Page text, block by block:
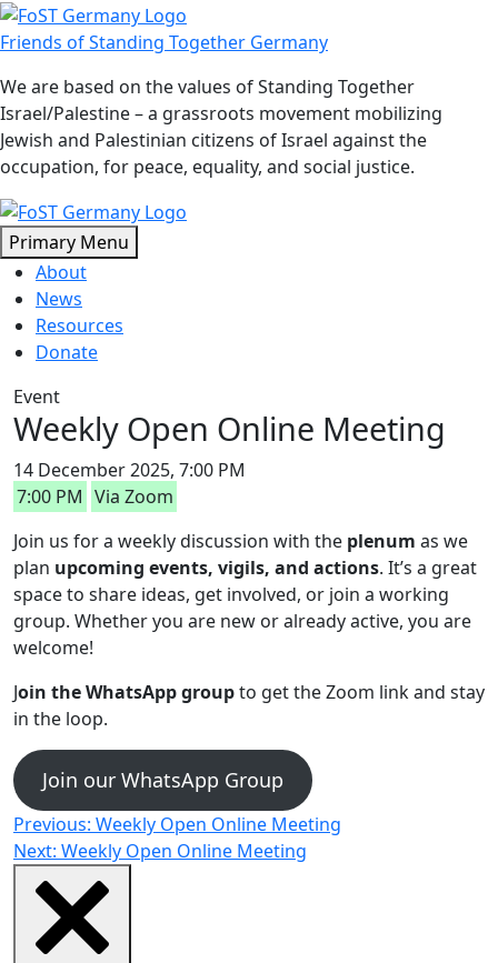
Skip
to
Friends of Standing Together Germany
We are based on the values of Standing Together
Israel/Palestine – a grassroots movement mobilizing
Jewish and Palestinian citizens of Israel against the
occupation, for peace, equality, and social justice.
Primary Menu
About
News
Resources
Donate
Event
Weekly Open Online Meeting
14 December 2025, 7:00 PM
7:00 PM Via Zoom
Join us for a weekly discussion with the plenum as we
plan upcoming events, vigils, and actions. It’s a great
space to share ideas, get involved, or join a working
group. Whether you are new or already active, you are
welcome!
Join the WhatsApp groupto get the Zoom link and stay
in the loop.
Join our WhatsApp Group
Post
navigation
Previous: Weekly Open Online Meeting
Next: Weekly Open Online Meeting